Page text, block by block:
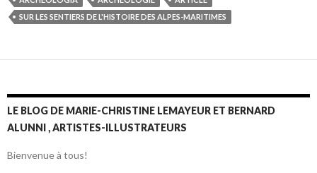
SUR LES SENTIERS DE L'HISTOIRE DES ALPES-MARITIMES
LE BLOG DE MARIE-CHRISTINE LEMAYEUR ET BERNARD
ALUNNI , ARTISTES-ILLUSTRATEURS
Bienvenue à tous!